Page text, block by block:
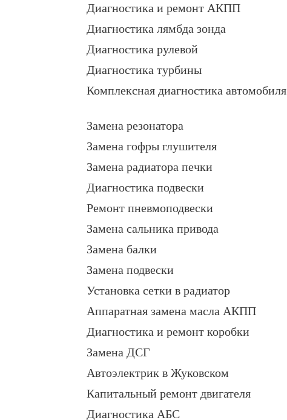
Диагностика и ремонт АКПП
Диагностика лямбда зонда
Диагностика рулевой
Диагностика турбины
Комплексная диагностика автомобиля
Замена резонатора
Замена гофры глушителя
Замена радиатора печки
Диагностика подвески
Ремонт пневмоподвески
Замена сальника привода
Замена балки
Замена подвески
Установка сетки в радиатор
Аппаратная замена масла АКПП
Диагностика и ремонт коробки
Замена ДСГ
Автоэлектрик в Жуковском
Капитальный ремонт двигателя
Диагностика АБС